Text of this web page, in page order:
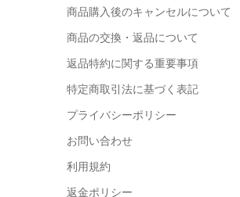
商品購入後のキャンセルについて
商品の交換・返品について
返品特約に関する重要事項
特定商取引法に基づく表記
プライバシーポリシー
お問い合わせ
利用規約
返金ポリシー